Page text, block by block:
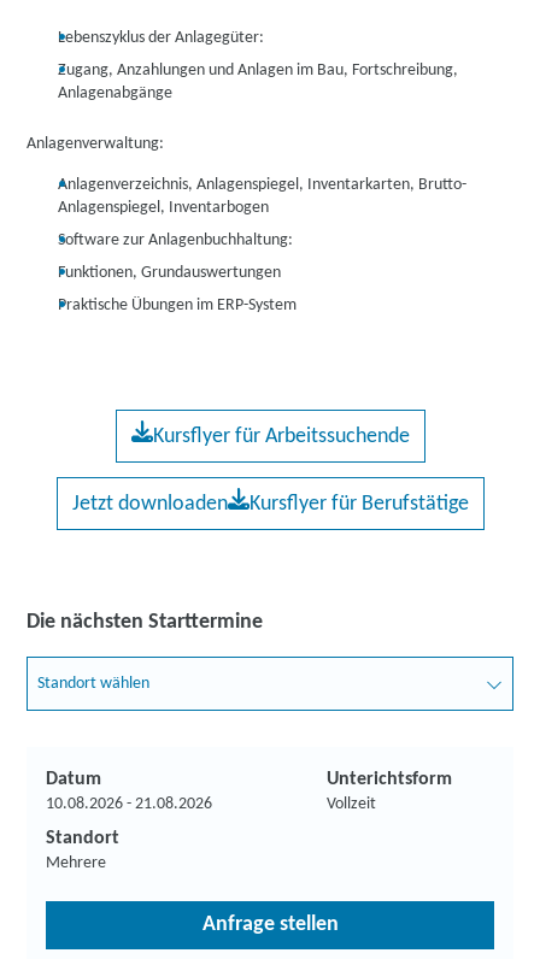
Lebenszyklus der Anlagegüter:
Zugang, Anzahlungen und Anlagen im Bau, Fortschreibung,
Anlagenabgänge
Anlagenverwaltung:
Anlagenverzeichnis, Anlagenspiegel, Inventarkarten, Brutto-
Anlagenspiegel, Inventarbogen
Software zur Anlagenbuchhaltung:
Funktionen, Grundauswertungen
Praktische Übungen im ERP-System
Kursflyer für Arbeitssuchende
Jetzt downloaden Kursflyer für Berufstätige
Die nächsten Starttermine
Standort wählen
Datum
10.08.2026 - 21.08.2026
Unterichtsform
Vollzeit
Standort
Mehrere
Anfrage stellen